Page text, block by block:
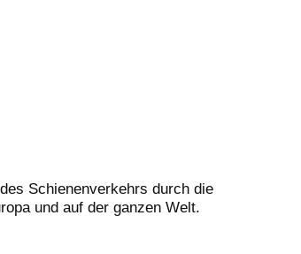
Schienenverkehrs durch die
und auf der ganzen Welt.